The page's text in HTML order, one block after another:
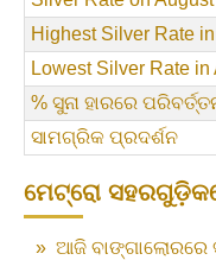
Highest Silver Rate
Lowest Silver Rate in
% ସୁନା ହାରରେ
ସାମଗ୍ରିକ ପ୍ରଦର୍ଶନ
ମେଟ୍ରୋ
» ଆଜି ବାଙ୍ଗାଲୋରରେ